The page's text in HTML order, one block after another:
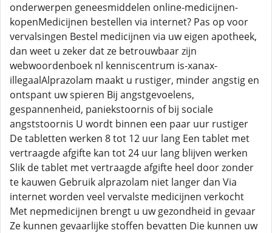
onderwerpen geneesmiddelen online-medicijnen-
kopenMedicijnen bestellen via internet? Pas op voor
vervalsingen Bestel medicijnen via uw eigen apotheek,
dan weet u zeker dat ze betrouwbaar zijn
webwoordenboek nl kenniscentrum is-xanax-
illegaalAlprazolam maakt u rustiger, minder angstig en
ontspant uw spieren Bij angstgevoelens,
gespannenheid, paniekstoornis of bij sociale
angststoornis U wordt binnen een paar uur rustiger
De tabletten werken 8 tot 12 uur lang Een tablet met
vertraagde afgifte kan tot 24 uur lang blijven werken
Slik de tablet met vertraagde afgifte heel door zonder
te kauwen Gebruik alprazolam niet langer dan Via
internet worden veel vervalste medicijnen verkocht
Met nepmedicijnen brengt u uw gezondheid in gevaar
Ze kunnen gevaarlijke stoffen bevatten Die kunnen uw